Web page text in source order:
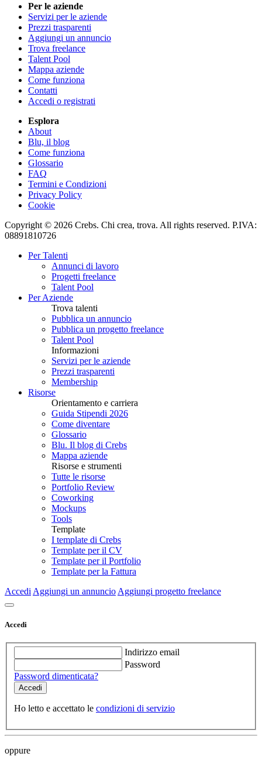
Per le aziende
Servizi per le aziende
Prezzi trasparenti
Aggiungi un annuncio
Trova freelance
Talent Pool
Mappa aziende
Come funziona
Contatti
Accedi o registrati
Esplora
About
Blu, il blog
Come funziona
Glossario
FAQ
Termini e Condizioni
Privacy Policy
Cookie
Copyright © 2026 Crebs. Chi crea, trova. All rights reserved. P.IVA:
08891810726
Per Talenti
Annunci di lavoro
Progetti freelance
Talent Pool
Per Aziende
Trova talenti
Pubblica un annuncio
Pubblica un progetto freelance
Talent Pool
Informazioni
Servizi per le aziende
Prezzi trasparenti
Membership
Risorse
Orientamento e carriera
Guida Stipendi 2026
Come diventare
Glossario
Blu. Il blog di Crebs
Mappa aziende
Risorse e strumenti
Tutte le risorse
Portfolio Review
Coworking
Mockups
Tools
Template
I template di Crebs
Template per il CV
Template per il Portfolio
Template per la Fattura
Accedi Aggiungi un annuncio Aggiungi progetto freelance
Accedi
Indirizzo email
Password
Password dimenticata?
Ho letto e accettato le condizioni di servizio
oppure